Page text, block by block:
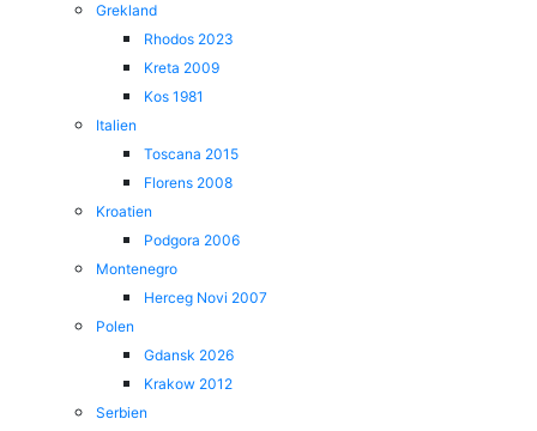
Grekland
Rhodos 2023
Kreta 2009
Kos 1981
Italien
Toscana 2015
Florens 2008
Kroatien
Podgora 2006
Montenegro
Herceg Novi 2007
Polen
Gdansk 2026
Krakow 2012
Serbien